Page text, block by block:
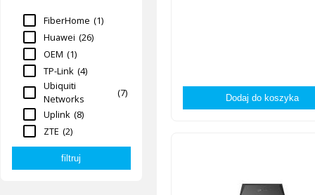
FiberHome (1)
Huawei (26)
OEM (1)
TP-Link (4)
Ubiquiti
Networks
(7)
Uplink (8)
ZTE (2)